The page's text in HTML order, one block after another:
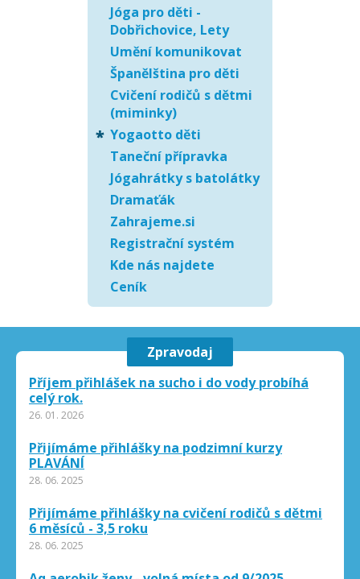
Jóga pro děti -
Dobřichovice, Lety
Umění komunikovat
Španělština pro děti
Cvičení rodičů s dětmi
(miminky)
Yogaotto děti
Taneční přípravka
Jógahrátky s batolátky
Dramaťák
Zahrajeme.si
Registrační systém
Kde nás najdete
Ceník
Zpravodaj
Příjem přihlášek na sucho i do vody probíhá
celý rok.
26. 01. 2026
Přijímáme přihlášky na podzimní kurzy
PLAVÁNÍ
28. 06. 2025
Přijímáme přihlášky na cvičení rodičů s dětmi
6 měsíců - 3,5 roku
28. 06. 2025